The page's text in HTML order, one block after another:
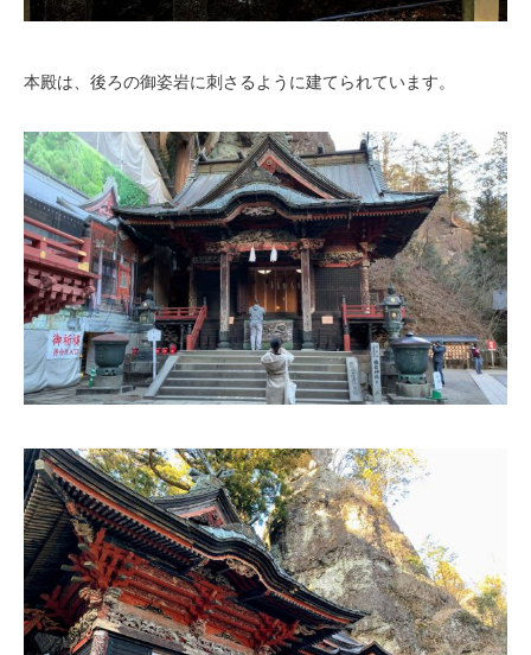
本殿は、後ろの御姿岩に刺さるように建てられています。